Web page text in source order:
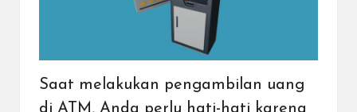
Saat melakukan pengambilan uang
di ATM, Anda perlu hati-hati karena